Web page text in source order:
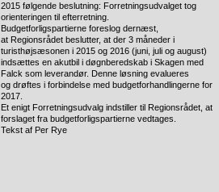
2015 følgende beslutning: Forretningsudvalget tog
orienteringen til efterretning.
Budgetforligspartierne foreslog dernæst,
at Regionsrådet beslutter, at der 3 måneder i
turisthøjsæsonen i 2015 og 2016 (juni, juli og august)
indsættes en akutbil i døgnberedskab i Skagen med
Falck som leverandør. Denne løsning evalueres
og drøftes i forbindelse med budgetforhandlingerne for
2017.
Et enigt Forretningsudvalg indstiller til Regionsrådet, at
forslaget fra budgetforligspartierne vedtages.
Tekst af Per Rye